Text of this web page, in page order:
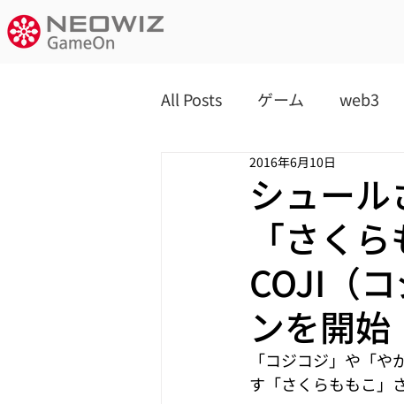
All Posts ゲーム web3
シュー
「さく
COJI（
ンを開始
2016年6月10日
「コジコジ」や「
す「さくらももこ」